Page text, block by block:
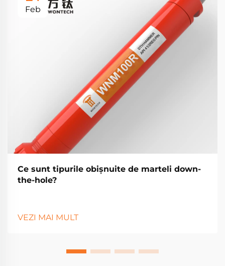
Feb
Ce sunt tipurile obișnuite de marteli down-
the-hole?
VEZI MAI MULT